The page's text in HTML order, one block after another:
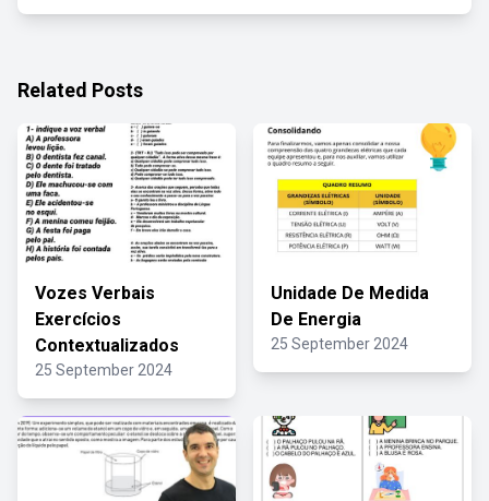
Related Posts
Vozes Verbais
Exercícios
Contextualizados
25 September 2024
Unidade De Medida
De Energia
25 September 2024